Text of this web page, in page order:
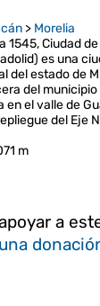
> Morelia
1545, Ciudad
es una
del estado de
del
en el valle de
del Eje
m
a